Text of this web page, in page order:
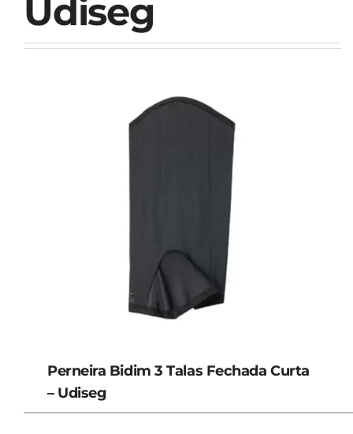
Udiseg
Perneira Bidim 3 Talas Fechada Curta
– Udiseg